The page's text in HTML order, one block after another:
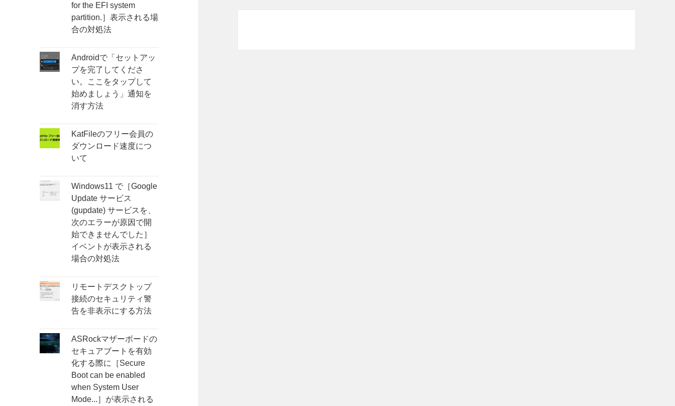
for the EFI system
partition.］表示される場
合の対処法
Androidで「セットアッ
プを完了してくださ
い。ここをタップして
始めましょう」通知を
消す方法
KatFileのフリー会員の
ダウンロード速度につ
いて
Windows11 で［Google
Update サービス
(gupdate) サービスを、
次のエラーが原因で開
始できませんでした］
イベントが表示される
場合の対処法
リモートデスクトップ
接続のセキュリティ警
告を非表示にする方法
ASRockマザーボードの
セキュアブートを有効
化する際に［Secure
Boot can be enabled
when System User
Mode...］が表示される